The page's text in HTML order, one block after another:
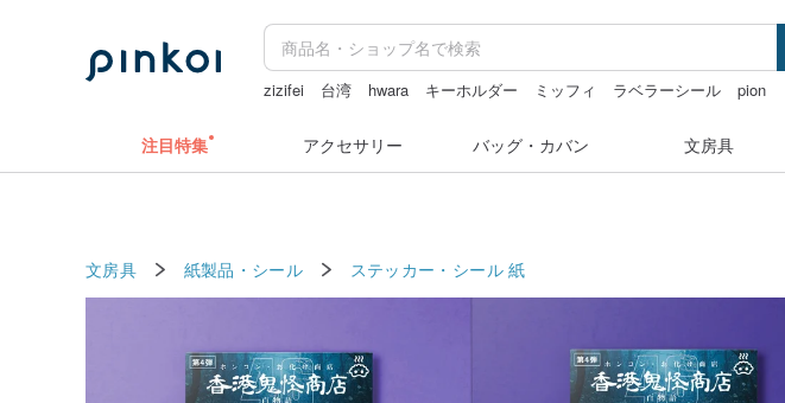
zizifei 台湾 hwara キーホルダー ミッフィ ラベラーシール
pion
注目特集 アクセサリー バッグ・カバン 文房具
文房具 紙製品・シール ステッカー・シール 紙